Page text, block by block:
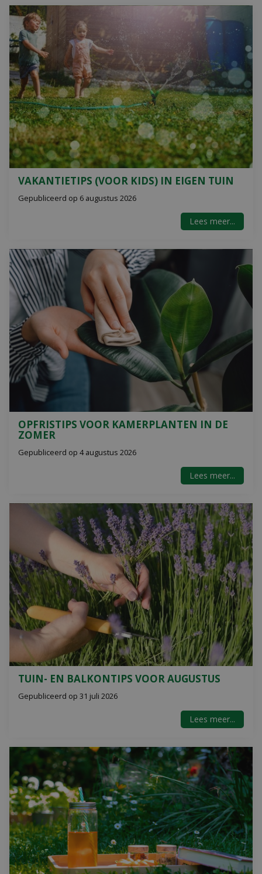
VAKANTIETIPS (VOOR KIDS) IN EIGEN TUIN
Gepubliceerd op 6 augustus 2026
Lees meer...
OPFRISTIPS VOOR KAMERPLANTEN IN DE
ZOMER
Gepubliceerd op 4 augustus 2026
Lees meer...
TUIN- EN BALKONTIPS VOOR AUGUSTUS
Gepubliceerd op 31 juli 2026
Lees meer...